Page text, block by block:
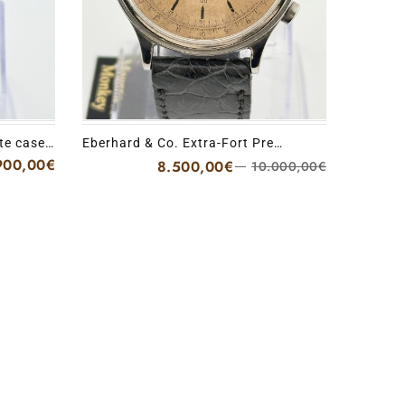
case
€
Eberhard & Co. Extra-Fort Pre
Extrafort Salmon Dial
10.000,00€Il
8.500,00€ Il